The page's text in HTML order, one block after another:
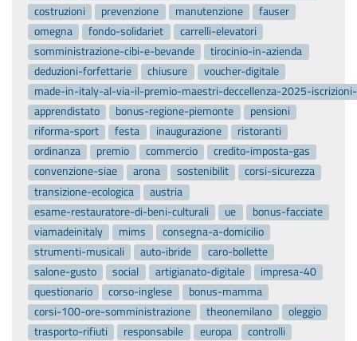
costruzioni
prevenzione manutenzione
fauser
omegna
fondo-solidariet
carrelli-elevatori
somministrazione-cibi-e-bevande
tirocinio-in-azienda
deduzioni-forfettarie
chiusure
voucher-digitale
made-in-italy-al-via-il-premio-maestri-deccellenza-2025-
apprendistato
bonus-regione-piemonte
pensioni
riforma-sport
festa inaugurazione
ristoranti
ordinanza
premio commercio
credito-imposta-gas
convenzione-siae
arona sostenibilit
corsi-sicurezza
transizione-ecologica
austria
esame-restauratore-di-beni-culturali
ue
bonus-facciate
viamadeinitaly
mims
consegna-a-domicilio
strumenti-musicali
auto-ibride
caro-bollette
salone-gusto
social artigianato-digitale
impresa-40
questionario
corso-inglese
bonus-mamma
corsi-100-ore-somministrazione
theonemilano
oleggio
trasporto-rifiuti
responsabile europa
controlli